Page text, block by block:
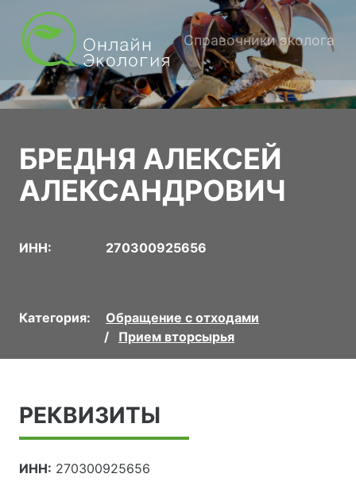
Справочники эколога
БРЕДНЯ АЛЕКСЕЙ
АЛЕКСАНДРОВИЧ
ИНН: 270300925656
Категория:
Обращение с отходами
Прием вторсырья
РЕКВИЗИТЫ
ИНН: 270300925656